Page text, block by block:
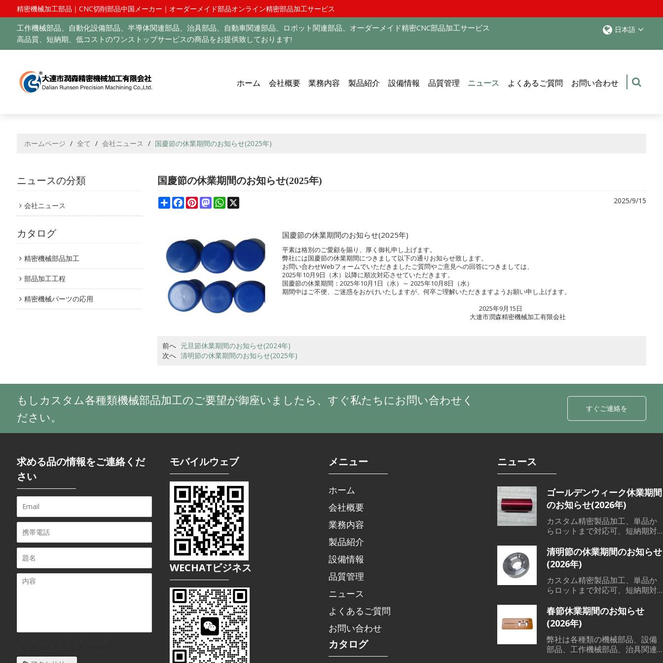
精密機械加工部品｜CNC切削部品中国メーカー｜オーダーメイド部品オンライン精密部品加工サービス
工作機械部品、自動化設備部品、半導体関連部品、治具部品、自動車関連部品、ロボット関連部品、オーダーメイド精密CNC部品加工サービス
高品質、短納期、低コストのワンストップサービスの商品をお提供致しております!
日本語
ホーム 会社概要 業務内容 製品紹介 設備情報 品質管理 ニュース よくあるご質問 お問い合わせ
ホームページ / 全て / 会社ニュース / 国慶節の休業期間のお知らせ(2025年)
ニュースの分類
会社ニュース
カタログ
精密機械部品加工
部品加工工程
精密機械パーツの応用
国慶節の休業期間のお知らせ(2025年)
ShareFacebook
PinterestMastodonWhatsApp
X 2025/9/15
国慶節の休業期間のお知らせ(2025年)
平素は格別のご愛顧を賜り、厚く御礼申し上げます。
弊社には国慶節の休業期間につきまして以下の通りお知らせ致します。
お問い合わせWebフォームでいただきましたご質問やご意見への回答につきましては、
2025年10月9日（木）以降に順次対応させていただきます。
国慶節の休業期間：2025年10月1日（水）～ 2025年10月8日（水）
期間中はご不便、ご迷惑をおかけいたしますが、何卒ご理解いただきますようお願い申し上げます。
2025年9月15日
大連市潤森精密機械加工有限会社
前へ 元旦節休業期間のお知らせ(2024年)
次へ 清明節の休業期間のお知らせ(2025年)
もしカスタム各種類機械部品加工のご要望が御座いましたら、すぐ私たちにお問い合わせく
ださい。
すぐご連絡を
求める品の情報をご連絡くだ
さい
モバイルウェブ
WECHATビジネス
メニュー
ホーム
会社概要
業務内容
製品紹介
設備情報
品質管理
ニュース
よくあるご質問
お問い合わせ
カタログ
ニュース
ゴールデンウィーク休業期間
のお知らせ(2026年)
カスタム精密製品加工、単品か
らロットまで対応可、短納期対
納期で、各範囲の精密機械部品
加工、溶接、鋳造など素材か
ら、切削加工、熱処理、表面処
理までワンストップサービス対
応可能です。
清明節の休業期間のお知らせ
(2026年)
カスタム精密製品加工、単品か
らロットまで対応可、短納期対
納期で、各範囲の精密機械部品
加工、溶接、鋳造など素材か
ら、切削加工、熱処理、表面処
理までワンストップサービス対
応可能です。
春節休業期間のお知らせ
(2026年)
弊社は各種類の機械部品、設備
部品、工作機械部品、治具関連